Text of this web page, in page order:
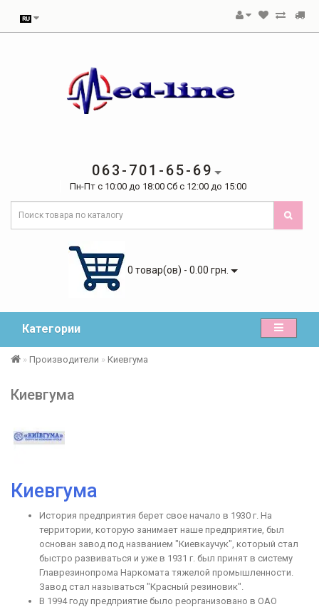
063-701-65-69
Пн-Пт с 10:00 до 18:00 Сб с 12:00 до 15:00
0 товар(ов) - 0.00 грн.
Категории
Производители Киевгума
Киевгума
Киевгума
История предприятия берет свое начало в 1930 г. На
территории, которую занимает наше предприятие, был
основан завод под названием "Киевкаучук", который стал
быстро развиваться и уже в 1931 г. был принят в систему
Главрезинопрома Наркомата тяжелой промышленности.
Завод стал называться "Красный резиновик".
В 1994 году предприятие было реорганизовано в ОАО